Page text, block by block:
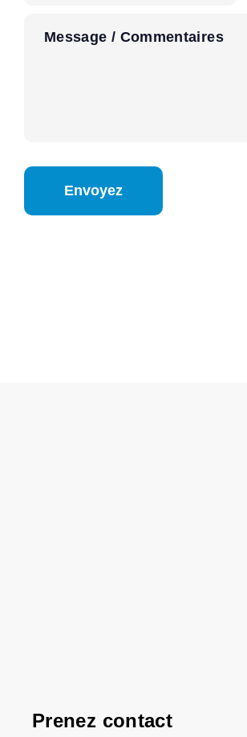
Message / Commentaires
Prenez contact